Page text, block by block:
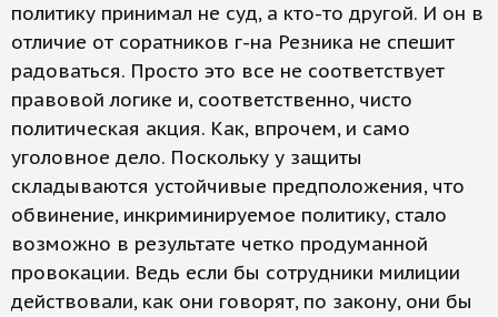
политику принимал не суд, а кто-то другой. И он в
отличие от соратников г-на Резника не спешит
радоваться. Просто это все не соответствует
правовой логике и, соответственно, чисто
политическая акция. Как, впрочем, и само
уголовное дело. Поскольку у защиты
складываются устойчивые предположения, что
обвинение, инкриминируемое политику, стало
возможно в результате четко продуманной
провокации. Ведь если бы сотрудники милиции
действовали, как они говорят, по закону, они бы